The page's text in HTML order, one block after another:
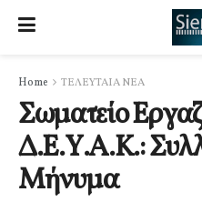
Home ΤΕΛΕΥΤΑΙΑ ΝΕΑ
Σωματείο
Δ.Ε.Υ.Α.Κ.:
Μήνυμα